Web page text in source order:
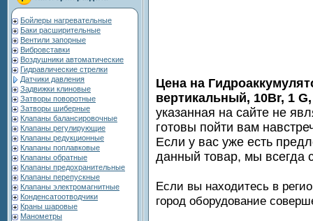
Бойлеры нагревательные
Баки расширительные
Вентили запорные
Вибровставки
Воздушники автоматические
Гидравлические стрелки
Датчики давления
Задвижки клиновые
Затворы поворотные
Затворы шиберные
Клапаны балансировочные
Клапаны регулирующие
Клапаны редукционные
Клапаны поплавковые
Клапаны обратные
Клапаны предохранительные
Клапаны перепускные
Клапаны электромагнитные
Конденсатоотводчики
Краны шаровые
Манометры
Цена на
вертикальный, 10Br, 1
указанная на сайте не
готовы пойти вам
Если у вас уже есть
данный товар, мы всегда
Если вы находитесь в
город оборудование